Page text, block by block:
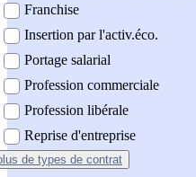
Franchise
Insertion par l'activ.éco.
Portage salarial
Profession commerciale
Profession libérale
Reprise d'entreprise
de types de contrat